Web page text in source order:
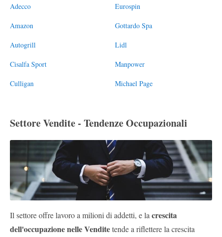
Adecco
Amazon
Autogrill
Cisalfa Sport
Culligan
Eurospin
Gottardo Spa
Lidl
Manpower
Michael Page
Settore Vendite - Tendenze Occupazionali
Il settore offre lavoro a milioni di addetti, e la crescita
dell'occupazione nelle Venditetende a riflettere la crescita